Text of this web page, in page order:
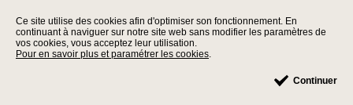
Ce site utilise des cookies afin d'optimiser son fonctionnement. En
continuant à naviguer sur notre site web sans modifier les paramètres de
vos cookies, vous acceptez leur utilisation.
Pour en savoir plus et paramétrer les cookies.
Continuer